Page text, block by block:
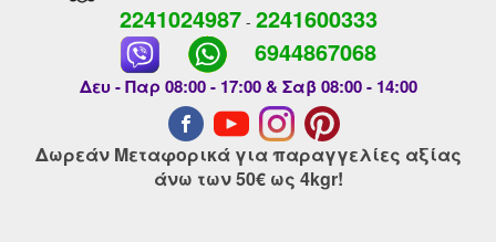
2241024987- 2241600333
6944867068
Δευ - Παρ 08:00 - 17:00 & Σαβ 08:00 - 14:00
Δωρεάν Μεταφορικά για παραγγελίες αξίας
άνω των 50€ ως 4kgr!